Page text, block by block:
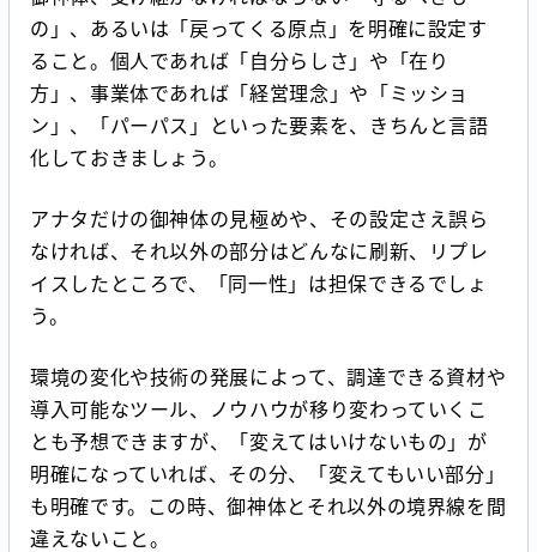
の」、あるいは「戻ってくる原点」を明確に設定す
ること。個人であれば「自分らしさ」や「在り
方」、事業体であれば「経営理念」や「ミッショ
ン」、「パーパス」といった要素を、きちんと言語
化しておきましょう。
アナタだけの御神体の見極めや、その設定さえ誤ら
なければ、それ以外の部分はどんなに刷新、リプレ
イスしたところで、「同一性」は担保できるでしょ
う。
環境の変化や技術の発展によって、調達できる資材や
導入可能なツール、ノウハウが移り変わっていくこ
とも予想できますが、「変えてはいけないもの」が
明確になっていれば、その分、「変えてもいい部分」
も明確です。この時、御神体とそれ以外の境界線を間
違えないこと。